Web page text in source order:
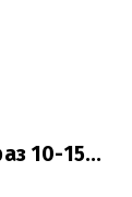
10-15...